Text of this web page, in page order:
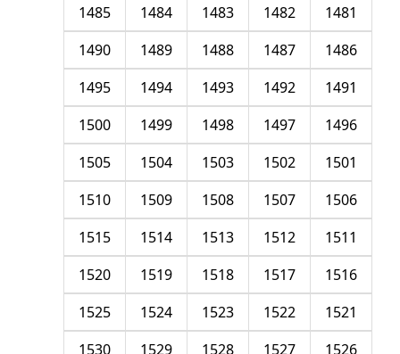
1481
1482
1483
1484
1485
1486
1487
1488
1489
1490
1491
1492
1493
1494
1495
1496
1497
1498
1499
1500
1501
1502
1503
1504
1505
1506
1507
1508
1509
1510
1511
1512
1513
1514
1515
1516
1517
1518
1519
1520
1521
1522
1523
1524
1525
1526
1527
1528
1529
1530